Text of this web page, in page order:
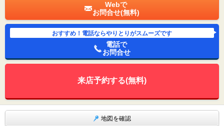
Webで
お問合せ(無料)
おすすめ！電話ならやりとりがスムーズです
電話で
お問合せ
来店予約する(無料)
地図を確認